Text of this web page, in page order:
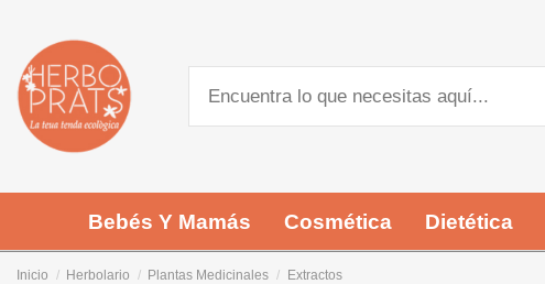
Bebés Y Mamás Cosmética Dietética
Inicio Herbolario Plantas Medicinales Extractos